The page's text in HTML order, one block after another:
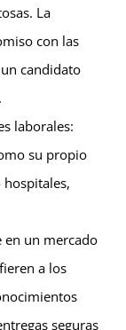
La
con las
candidato
laborales:
su propio
en un mercado
a los
seguras